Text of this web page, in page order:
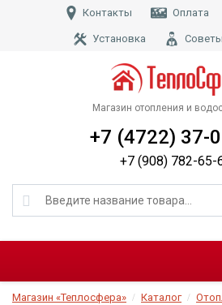
Контакты Оплата
Установка
Магазин отопления и
+7 (4722) 37-
+7 (908) 782-65-
Магазин «Теплосфера» Каталог